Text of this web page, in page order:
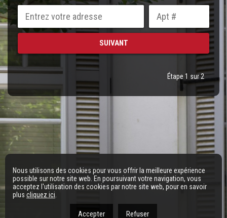
Étape 1 sur 2
Nous utilisons des cookies pour vous offrir la meilleure expérience
possible sur notre site web. En poursuivant votre navigation, vous
acceptez l'utilisation des cookies par notre site web, pour en savoir
plus cliquez ici
Accepter Refuser